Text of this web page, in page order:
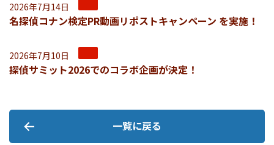
2026年7月14日
名探偵コナン検定PR動画リポストキャンペーン を実施！
2026年7月10日
探偵サミット2026でのコラボ企画が決定！
一覧に戻る